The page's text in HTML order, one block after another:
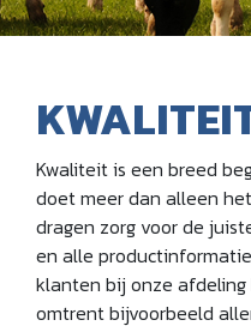
Kwaliteit is een breed
doet meer dan alleen
dragen zorg voor de
en alle
klanten bij onze
omtrent bijvoorbeeld